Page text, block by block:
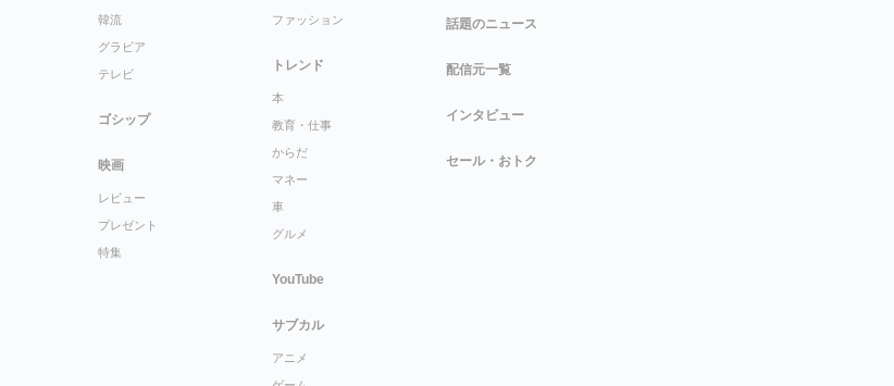
韓流
グラビア
テレビ
ゴシップ
映画
レビュー
プレゼント
特集
ファッション
トレンド
本
教育・仕事
からだ
マネー
車
グルメ
YouTube
サブカル
アニメ
話題のニュース
配信元一覧
インタビュー
セール・おトク